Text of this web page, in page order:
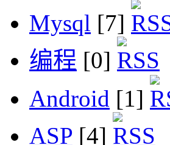
Mysql [7]
编程 [0]
Android [1]
ASP [4]